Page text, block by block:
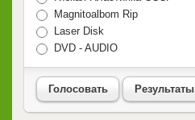
Magnitoalbom Rip
Laser Disk
DVD - AUDIO
Голосовать Результаты